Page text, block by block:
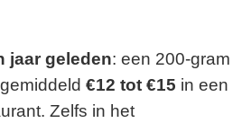
jaar geleden: een 200-gram
€12 tot €15 in een
Zelfs in het